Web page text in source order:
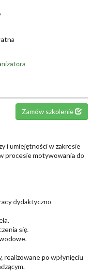
Zamów szkolenie
i umiejętności w zakresie
procesie motywowania do
dydaktyczno-
się.
realizowane po wpłynięciu